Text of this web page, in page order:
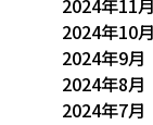
2024年11月
2024年10月
2024年9月
2024年8月
2024年7月